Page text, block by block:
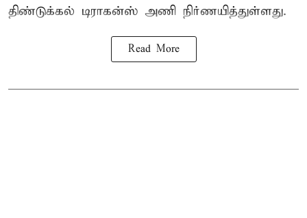
திண்டுக்கல் டிராகன்ஸ் அணி நிர்ணயித்துள்ளது.
Read More